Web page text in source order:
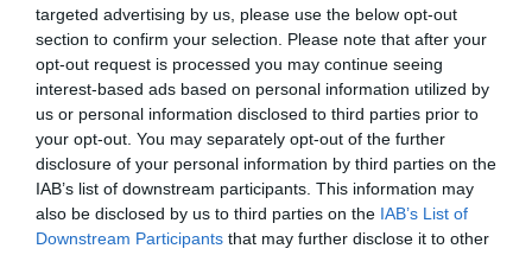
targeted advertising by us, please use the below opt-out
section to confirm your selection. Please note that after your
opt-out request is processed you may continue seeing
interest-based ads based on personal information utilized by
us or personal information disclosed to third parties prior to
your opt-out. You may separately opt-out of the further
disclosure of your personal information by third parties on the
IAB’s list of downstream participants. This information may
also be disclosed by us to third parties on the IAB’s List of
Downstream Participants that may further disclose it to other
egyben a céges és privát rendezvények stílusos és
otthonos színtere is. A kert – amit a házban csak
„Csodakertként” emlegetnek – tavasztól őszig
valódi rejtett kincs Budán.
A kerek születésnap alkalmából a csapat
visszatekint az elmúlt évtizedre, mely alapján úgy
gondolják azÉmilemegtalálta önmagát: elegáns,
mégis családias és privát hangulatú budai